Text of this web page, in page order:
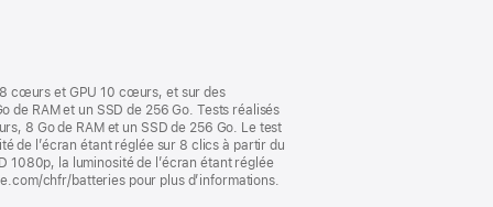
8 cœurs et GPU 10 cœurs, et sur des
RAM et un SSD de 256 Go. Tests réalisés
8 Go de RAM et un SSD de 256 Go. Le test
de l’écran étant réglée sur 8 clics à partir du
1080p, la luminosité de l’écran étant réglée
chfr/batteries pour plus d’informations.